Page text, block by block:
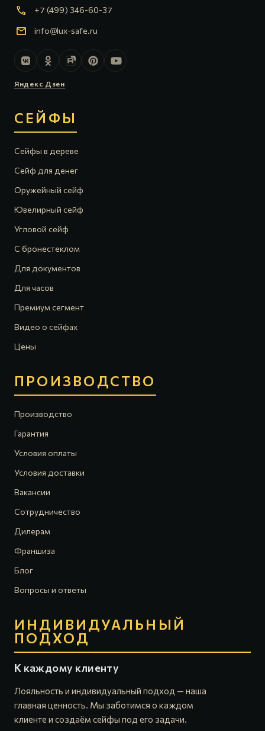
call +7 (499) 346-60-37
mail info@lux-safe.ru
Яндекс Дзен
СЕЙФЫ
Сейфы в дереве
Сейф для денег
Оружейный сейф
Ювелирный сейф
Угловой сейф
С бронестеклом
Для документов
Для часов
Премиум сегмент
Видео о сейфах
Цены
ПРОИЗВОДСТВО
Производство
Гарантия
Условия оплаты
Условия доставки
Вакансии
Сотрудничество
Дилерам
Франшиза
Блог
Вопросы и ответы
ИНДИВИДУАЛЬНЫЙ
ПОДХОД
К каждому клиенту
Лояльность и индивидуальный подход — наша
главная ценность. Мы заботимся о каждом
клиенте и создаём сейфы под его задачи.